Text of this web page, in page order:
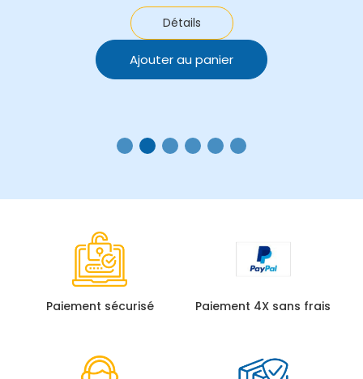
Détails
Ajouter au panier
Paiement sécurisé Paiement 4X sans frais